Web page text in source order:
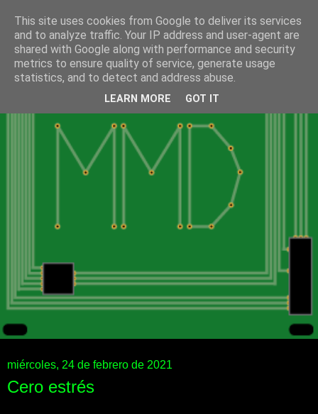
miércoles, 24 de febrero de 2021
Cero estrés
This site uses cookies from Google to deliver its services
and to analyze traffic. Your IP address and user-agent are
shared with Google along with performance and security
metrics to ensure quality of service, generate usage
statistics, and to detect and address abuse.
LEARN MORE GOT IT